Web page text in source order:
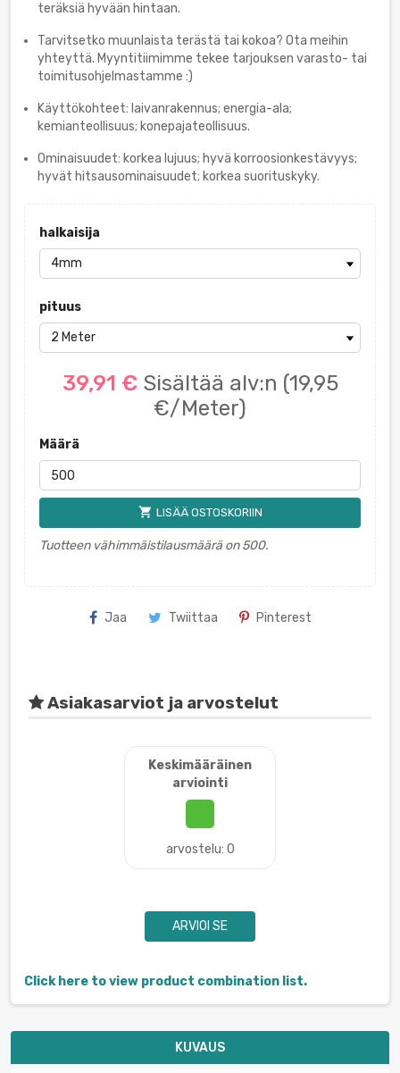
teräksiä hyvään hintaan.
Tarvitsetko muunlaista terästä tai kokoa? Ota meihin
yhteyttä. Myyntitiimimme tekee tarjouksen varasto- tai
toimitusohjelmastamme :)
Käyttökohteet: laivanrakennus; energia-ala;
kemianteollisuus; konepajateollisuus.
Ominaisuudet: korkea lujuus; hyvä korroosionkestävyys;
hyvät hitsausominaisuudet; korkea suorituskyky.
halkaisija
pituus
39,91 € Sisältää alv:n (19,95
€/Meter)
Määrä
shopping_cart LISÄÄ OSTOSKORIIN
Tuotteen vähimmäistilausmäärä on 500.
Jaa Twiittaa Pinterest
Asiakasarviot ja arvostelut
Keskimääräinen
arviointi
arvostelu: 0
ARVIOI SE
Click here to view product combination list.
KUVAUS